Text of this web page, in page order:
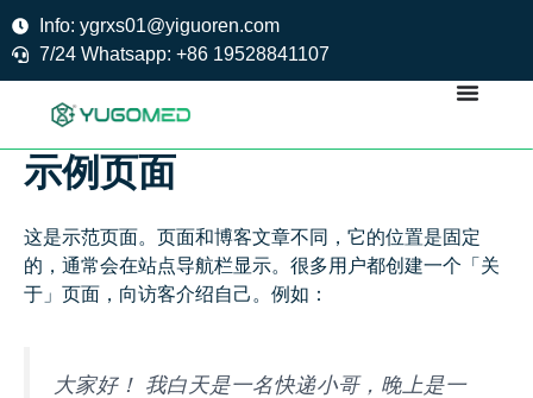
content
Info: ygrxs01@yiguoren.com
7/24 Whatsapp: +86 19528841107
示例页面
这是示范页面。页面和博客文章不同，它的位置是固定
的，通常会在站点导航栏显示。很多用户都创建一个「关
于」页面，向访客介绍自己。例如：
大家好！ 我白天是一名快递小哥，晚上是一